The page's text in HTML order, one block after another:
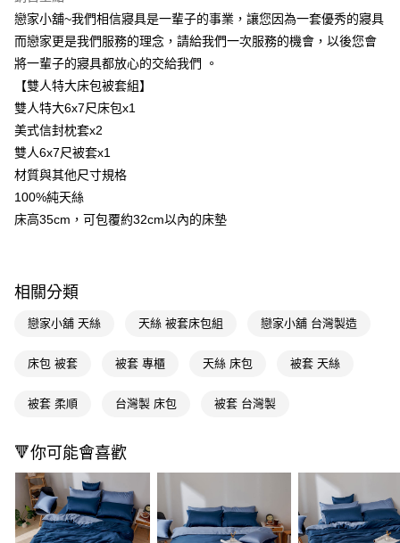
Google Pay
AFTEE先享後付
相關說明
【關於「AFTEE先享後付」】
AFTEE先享後付是「在收到商品之後才付款」的支付方式。 讓您購物簡單
便利好安心！
１．簡單：不需註冊會員、不需綁卡、不需儲值。
２．便利：只要手機號碼，簡訊認證，即可結帳。
【「AFTEE先享後付」結帳流程】
１．於結帳方式選擇「AFTEE先享後付」後，將跳轉至「AFTEE先享後付」
結帳頁面，進行簡訊認證並確認金額後，即可完成結帳。
※ 請注意：結帳手續完成當下不需立刻繳費，但若您需要取消訂單，請聯絡
後付繳納相關費用。
是否繳費成功／繳費後需取消欲退款等相關疑問，請聯繫「AFTEE先享後付
【注意事項】
權轉讓予恩沛科技股份有限公司。
２．關於個人資料處理事宜，請瀏覽以下網址：
https://aftee.tw/terms/#terms3
３．未成年的使用者請事先徵得法定代理人或監護人之同意方可使用
「AFTEE先享後付」，若未經同意申辦者引起之損失，本公司不負相關責
任。
運送方式
宅配(廠商直送🚚)
每筆NT$100，滿NT$590(含以上)免運費
宅配(離島廠商直送🚚)
每筆NT$300
戀家小舖~我們相信寢具是一輩子的事業，讓您因為一套優秀的寢具
而戀家更是我們服務的理念，請給我們一次服務的機會，以後您會
將一輩子的寢具都放心的交給我們 。
【雙人特大床包被套組】
雙人特大6x7尺床包x1
美式信封枕套x2
雙人6x7尺被套x1
材質與其他尺寸規格
100%純天絲
床高35cm，可包覆約32cm以內的床墊
相關分類
戀家小舖 天絲 天絲 被套床包組 戀家小舖 台灣製造
床包 被套 被套 專櫃 天絲 床包 被套 天絲
被套 柔順 台灣製 床包 被套 台灣製
🔻你可能會喜歡